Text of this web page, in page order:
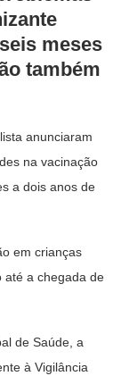
meses
também
anunciaram
na vacinação
a dois anos de
em crianças
até a chegada de
de Saúde, a
à Vigilância